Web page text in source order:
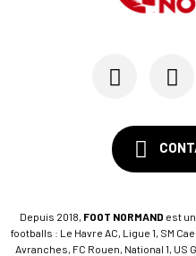
Depuis 2018, FOOT NORMAND est
footballs : Le Havre AC, Ligue 1, SM
Avranches, FC Rouen, National 1, US